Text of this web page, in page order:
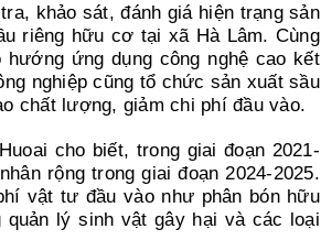
khảo sát, đánh giá hiện trạng sản
riêng hữu cơ tại xã Hà Lâm. Cùng
hướng ứng dụng công nghệ cao kết
nghiệp cũng tổ chức sản xuất sầu
chất lượng, giảm chi phí đầu vào.
cho biết, trong giai đoạn 2021-
rộng trong giai đoạn 2024-2025.
vật tư đầu vào như phân bón hữu
lý sinh vật gây hại và các loại